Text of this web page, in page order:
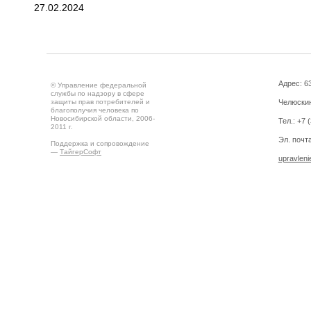
27.02.2024
© Управление федеральной
службы по надзору в сфере
защиты прав потребителей и
благополучия человека по
Новосибирской области, 2006-
2011 г.
Поддержка и сопровождение
— ТайгерСофт
Адрес:
Тел.: +7
Эл.